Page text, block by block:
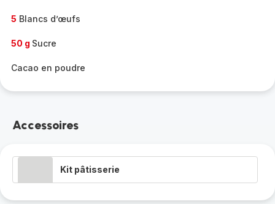
5 Blancs d’œufs
50 g Sucre
Cacao en poudre
Accessoires
Kit pâtisserie